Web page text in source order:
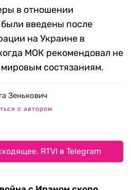
в отношении
введены после
на Украине в
МОК рекомендовал не
мировым состязаниям.
Зенькович
с автором
RTVI в Telegram